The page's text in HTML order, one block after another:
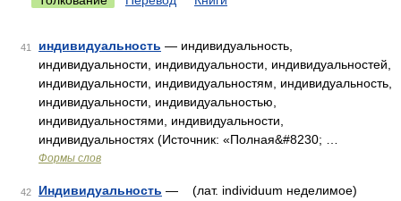
41 индивидуальность — индивидуальность,
индивидуальности, индивидуальности, индивидуальностей,
индивидуальности, индивидуальностям, индивидуальность,
индивидуальности, индивидуальностью,
индивидуальностями, индивидуальности,
индивидуальностях (Источник: «Полная&#8230; …
Формы слов
42 Индивидуальность — (лат. individuum неделимое)